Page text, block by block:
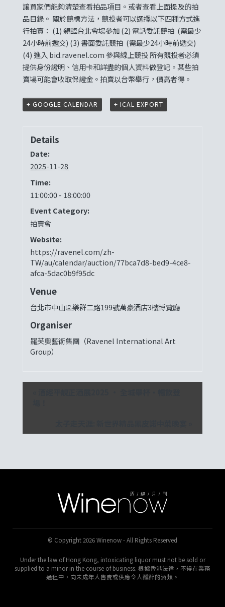
讓買家們能夠清楚查看拍品項目。或者查看上面提及的拍
品目錄。 關於競標方法，競投者可以選擇以下四種方式進
行拍賣： (1) 親臨台北會場參加 (2) 電話委託競拍 (需最少
24小時前遞交) (3) 書面委託競拍 (需最少24小時前遞交)
(4) 進入 bid.ravenel.com參與線上競投 所有競投者必須
提供身份證明、信用卡和詳盡的個人資料做登記。某些拍
賣場可能會收取保證金。拍賣以台幣舉行，價高者得。
+ GOOGLE CALENDAR + ICAL EXPORT
Details
Date:
2025-11-28
Time:
11:00:00 - 18:00:00
Event Category:
拍賣會
Website:
https://ravenel.com/zh-
TW/au/calendar/auction/77bca7d8-bed9-4ce8-
afca-5dac0b9f95dc
Venue
台北市中山區樂群二路199號萬豪酒店3樓博覽廳
Organiser
羅芙奧藝術集團（Ravenel International Art
Group）
© Copyright 2026 Winenow - All Rights Reserved
Under the law of Hong Kong, intoxicating liquor must not be sold or
supplied to a minor in the course of business. 根據香港法律，不得在業務
過程中，向未成年人售賣或供應令人醺醉的酒類。